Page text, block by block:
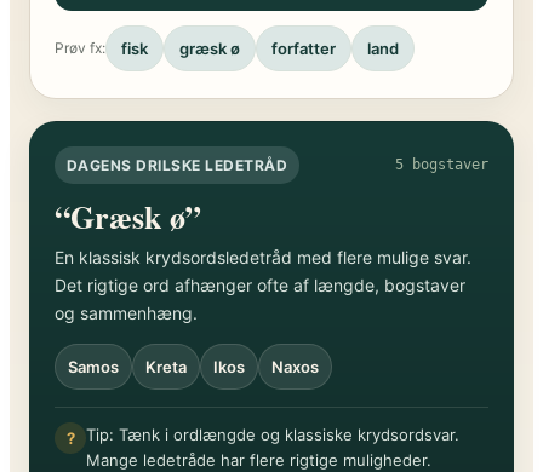
Prøv fx: fisk græsk ø forfatter land
DAGENS DRILSKE LEDETRÅD 5 bogstaver
“Græsk ø”
En klassisk krydsordsledetråd med flere mulige svar.
Det rigtige ord afhænger ofte af længde, bogstaver
og sammenhæng.
Samos Kreta Ikos Naxos
? Tip: Tænk i ordlængde og klassiske krydsordsvar.
Mange ledetråde har flere rigtige muligheder.